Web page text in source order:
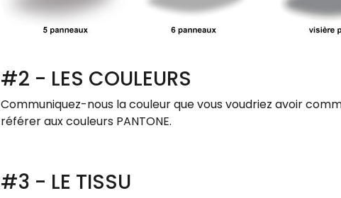
#2 - LES COULEURS
Communiquez-nous la couleur que vous voudriez avoir
référer aux couleurs PANTONE.
#3 - LE TISSU